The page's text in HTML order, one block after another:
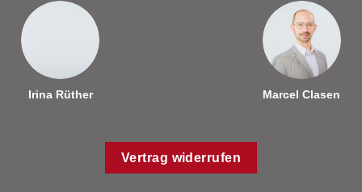
Irina Rüther Marcel Clasen
Vertrag widerrufen